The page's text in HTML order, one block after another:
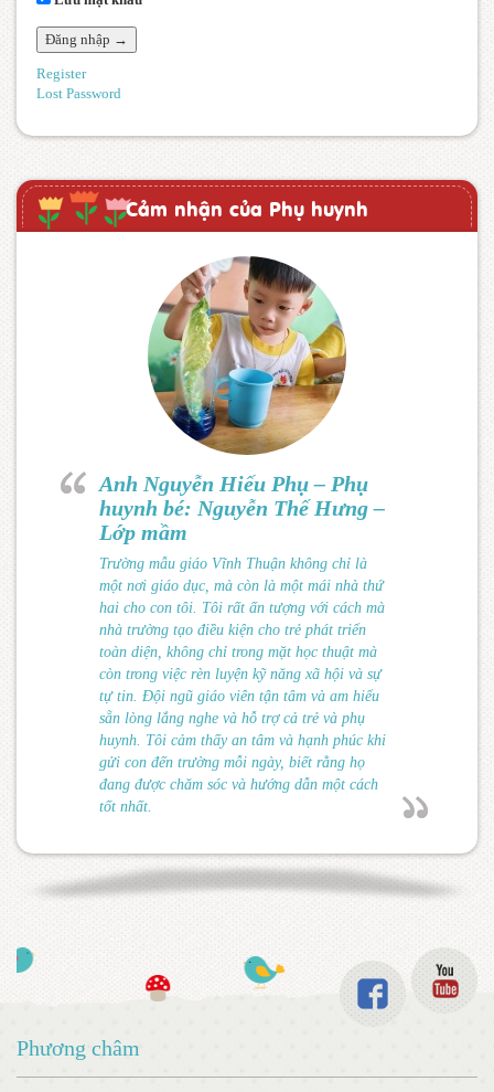
Register
Lost Password
Cảm nhận của Phụ huynh
Anh Nguyễn Hiếu Phụ – Phụ
huynh bé: Nguyễn Thế Hưng –
Lớp mầm
Trường mẫu giáo Vĩnh Thuận không chỉ là
một nơi giáo dục, mà còn là một mái nhà thứ
hai cho con tôi. Tôi rất ấn tượng với cách mà
nhà trường tạo điều kiện cho trẻ phát triển
toàn diện, không chỉ trong mặt học thuật mà
còn trong việc rèn luyện kỹ năng xã hội và sự
tự tin. Đội ngũ giáo viên tận tâm và am hiểu
sẵn lòng lắng nghe và hỗ trợ cả trẻ và phụ
huynh. Tôi cảm thấy an tâm và hạnh phúc khi
gửi con đến trường mỗi ngày, biết rằng họ
đang được chăm sóc và hướng dẫn một cách
tốt nhất.
Phương châm